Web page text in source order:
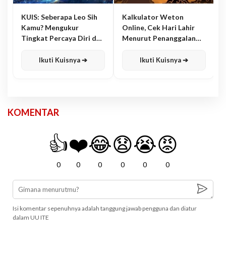
KUIS: Seberapa Leo Sih
Kamu? Mengukur
Tingkat Percaya Diri dan
Ikuti Kuisnya ➔
Kalkulator Weton
Online, Cek Hari Lahir
Menurut Penanggalan
Ikuti Kuisnya ➔
KOMENTAR
👍
0
❤️
0
😂
0
😧
0
😭
0
😡
0
Isi komentar sepenuhnya adalah tanggung jawab pengguna dan diatur
dalam UU ITE